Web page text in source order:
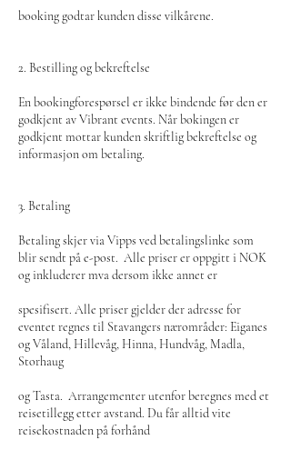
booking godtar kunden disse vilkårene.
2. Bestilling og bekreftelse
En bookingforespørsel er ikke bindende før den er
godkjent av Vibrant events. Når bokingen er
godkjent mottar kunden skriftlig bekreftelse og
informasjon om betaling.
3. Betaling
Betaling skjer via Vipps ved betalingslinke som
blir sendt på e-post. Alle priser er oppgitt i NOK
og inkluderer mva dersom ikke annet er
spesifisert. Alle priser gjelder der adresse for
eventet regnes til Stavangers nærområder: Eiganes
og Våland, Hillevåg, Hinna, Hundvåg, Madla,
Storhaug
og Tasta. Arrangementer utenfor beregnes med et
reisetillegg etter avstand. Du får alltid vite
reisekostnaden på forhånd